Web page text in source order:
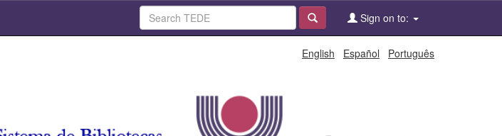
Sign on to:
English Español Português